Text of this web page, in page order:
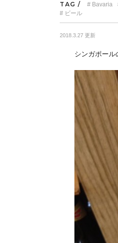
TAG / Bavaria
ビール
2018.3.27 更新
シンガポール